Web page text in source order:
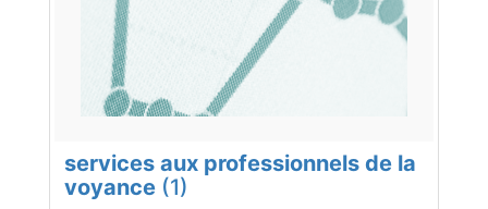
services aux professionnels de la
voyance (1)